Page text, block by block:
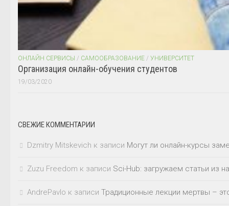
ОНЛАЙН СЕРВИСЫ / САМООБРАЗОВАНИЕ / УНИВЕРСИТЕТ
Организация онлайн-обучения студентов
19/03/2020
СВЕЖИЕ КОММЕНТАРИИ
Dzmitry Mitskevich к записи Могут ли онлайн-курсы
Zuzu Freedom к записи Sci-Hub: загружаем статьи из
AndrePavlo к записи Традиционные лекции мертвы –